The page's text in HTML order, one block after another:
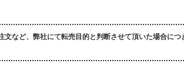
など、弊社にて転売目的と判断させて頂いた場合に